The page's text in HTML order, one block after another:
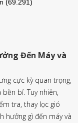
(69.291)
Đến Máy và
cực kỳ quan trọng,
bỉ. Tuy nhiên,
tra, thay lọc gió
hưởng gì đến máy và